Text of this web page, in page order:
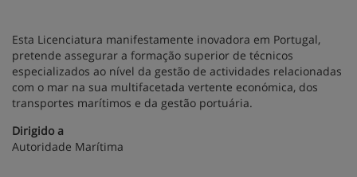
Esta Licenciatura manifestamente inovadora em Portugal,
pretende assegurar a formação superior de técnicos
especializados ao nível da gestão de actividades relacionadas
com o mar na sua multifacetada vertente económica, dos
transportes marítimos e da gestão portuária.
Dirigido a
Autoridade Marítima